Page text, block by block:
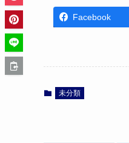
Facebook
未分類